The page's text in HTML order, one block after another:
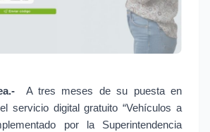
A tres meses de su puesta en
servicio digital gratuito “Vehículos a
por la Superintendencia